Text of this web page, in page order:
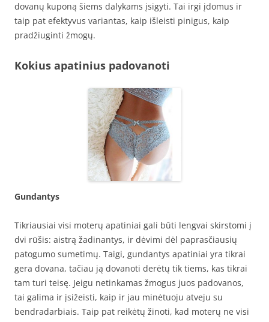
dovanų kuponą šiems dalykams įsigyti. Tai irgi įdomus ir
taip pat efektyvus variantas, kaip išleisti pinigus, kaip
pradžiuginti žmogų.
Kokius apatinius padovanoti
Gundantys
Tikriausiai visi moterų apatiniai gali būti lengvai skirstomi į
dvi rūšis: aistrą žadinantys, ir dėvimi dėl paprasčiausių
patogumo sumetimų. Taigi, gundantys apatiniai yra tikrai
gera dovana, tačiau ją dovanoti derėtų tik tiems, kas tikrai
tam turi teisę. Jeigu netinkamas žmogus juos padovanos,
tai galima ir įsižeisti, kaip ir jau minėtuoju atveju su
bendradarbiais. Taip pat reikėtų žinoti, kad moterų ne visi